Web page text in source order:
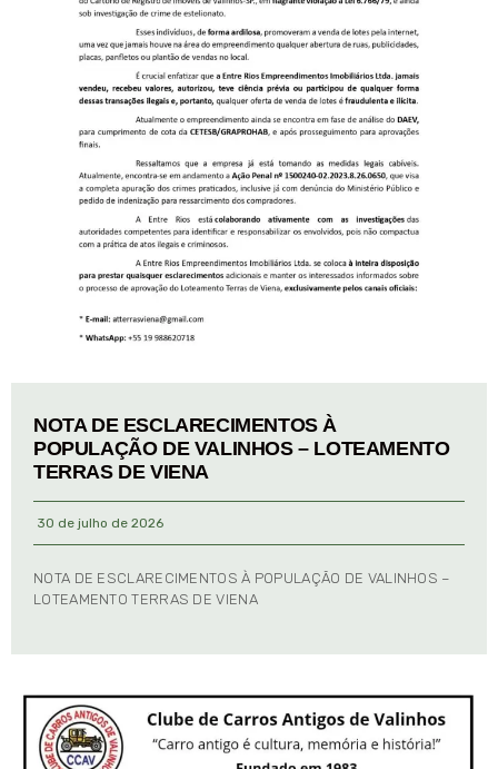
NOTA DE ESCLARECIMENTOS À
POPULAÇÃO DE VALINHOS – LOTEAMENTO
TERRAS DE VIENA
30 de julho de 2026
NOTA DE ESCLARECIMENTOS À POPULAÇÃO DE VALINHOS –
LOTEAMENTO TERRAS DE VIENA